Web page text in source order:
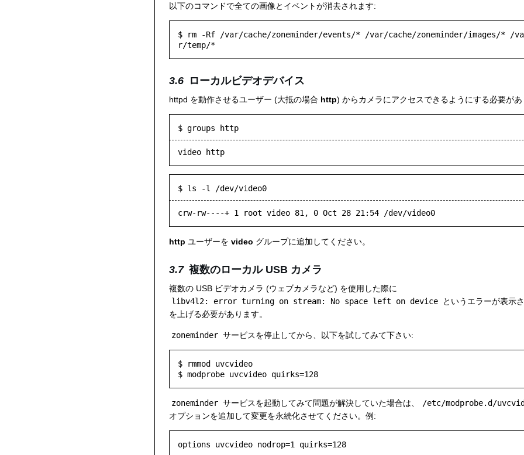
以下のコマンドで全ての画像とイベントが消去されます:
$ rm -Rf /var/cache/zoneminder/events/* /var/cache/zoneminder/images/* /
ローカルビデオデバイス
httpd を動作させるユーザー (大抵の場合 http) からカメラにアクセスできるようにする必要が
$ groups http
video http
$ ls -l /dev/video0
crw-rw----+ 1 root video 81, 0 Oct 28 21:54 /dev/video0
http ユーザーを video グループに追加してください。
複数のローカル USB カメラ
複数の USB ビデオカメラ (ウェブカメラなど) を使用した際に
libv4l2: error turning on stream: No space left on device
というエラーが表示
を上げる必要があります。
zoneminder サービスを停止してから、以下を試してみて下さい:
$ rmmod uvcvideo
zoneminder サービスを起動してみて問題が解決していた場合は、
/etc/modprobe.d/
オプションを追加して変更を永続化させてください。例: